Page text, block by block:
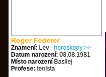
Roger Federer
Znamení: Lev - horoskopy >>
Datum narození: 08.08.1981
Místo narození Basilej
Profese: tenista